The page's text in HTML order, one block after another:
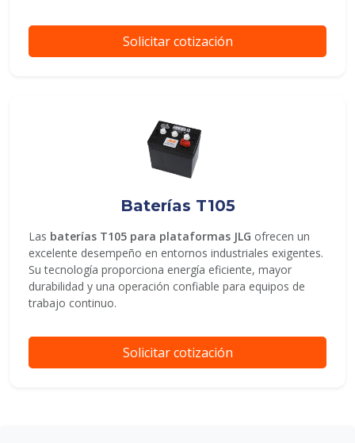
Solicitar cotización
Baterías T105
Las baterías T105 para plataformas JLG ofrecen un
excelente desempeño en entornos industriales exigentes.
Su tecnología proporciona energía eficiente, mayor
durabilidad y una operación confiable para equipos de
trabajo continuo.
Solicitar cotización